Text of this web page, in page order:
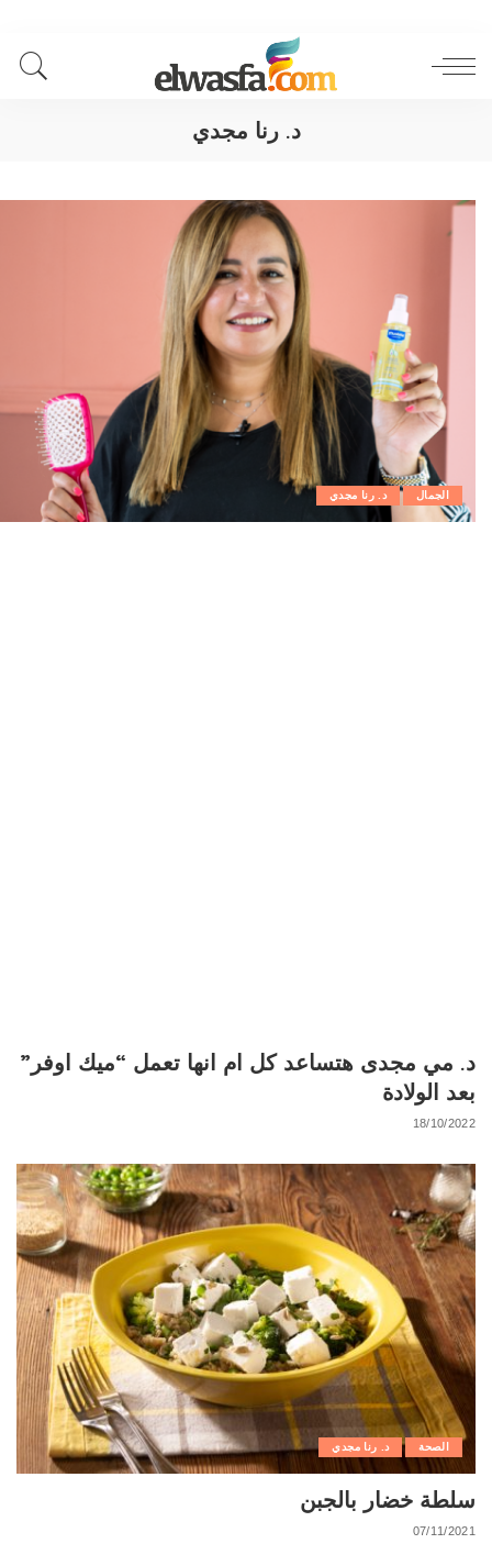
د. رنا مجدي
الجمال د. رنا مجدي
د. مي مجدى هتساعد كل ام انها تعمل “ميك اوفر”
بعد الولادة
18/10/2022
الصحة د. رنا مجدي
سلطة خضار بالجبن
07/11/2021